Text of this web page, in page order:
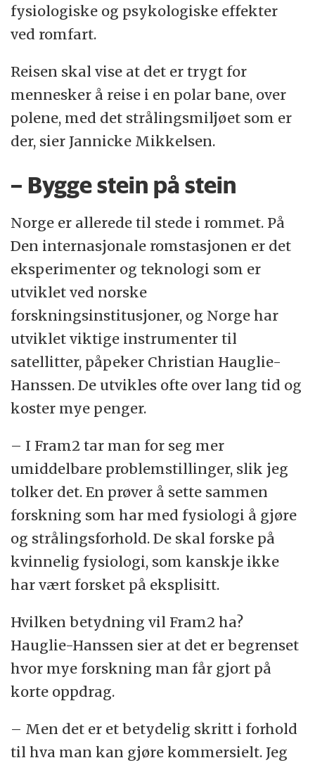
fysiologiske og psykologiske effekter
ved romfart.
Reisen skal vise at det er trygt for
mennesker å reise i en polar bane, over
polene, med det strålingsmiljøet som er
der, sier Jannicke Mikkelsen.
– Bygge stein på stein
Norge er allerede til stede i rommet. På
Den internasjonale romstasjonen er det
eksperimenter og teknologi som er
utviklet ved norske
forskningsinstitusjoner, og Norge har
utviklet viktige instrumenter til
satellitter, påpeker Christian Hauglie-
Hanssen. De utvikles ofte over lang tid og
koster mye penger.
– I Fram2 tar man for seg mer
umiddelbare problemstillinger, slik jeg
tolker det. En prøver å sette sammen
forskning som har med fysiologi å gjøre
og strålingsforhold. De skal forske på
kvinnelig fysiologi, som kanskje ikke
har vært forsket på eksplisitt.
Hvilken betydning vil Fram2 ha?
Hauglie-Hanssen sier at det er begrenset
hvor mye forskning man får gjort på
korte oppdrag.
– Men det er et betydelig skritt i forhold
til hva man kan gjøre kommersielt. Jeg